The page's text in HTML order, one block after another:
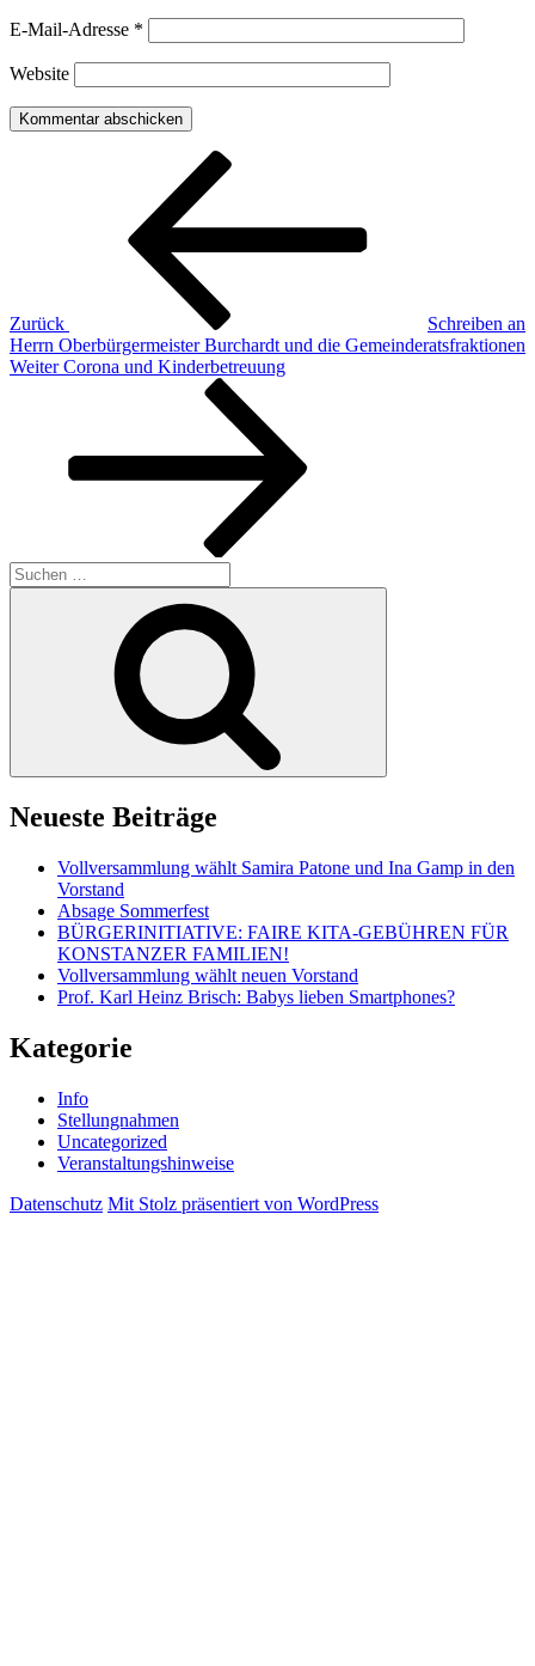
E-Mail-Adresse *
Website
Beitragsnavigation
Zurück
Schreiben an
Herrn Oberbürgermeister Burchardt und die Gemeinderatsfraktionen
Nächster
Weiter Corona und Kinderbetreuung
Suche
nach:
Neueste Beiträge
Vollversammlung wählt Samira Patone und Ina Gamp in den
Vorstand
Absage Sommerfest
BÜRGERINITIATIVE: FAIRE KITA-GEBÜHREN FÜR
KONSTANZER FAMILIEN!
Vollversammlung wählt neuen Vorstand
Prof. Karl Heinz Brisch: Babys lieben Smartphones?
Kategorie
Info
Stellungnahmen
Uncategorized
Veranstaltungshinweise
Datenschutz Mit Stolz präsentiert von WordPress